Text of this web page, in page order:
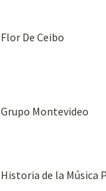
Flor De Ceibo
Grupo Montevideo
Historia de la Música